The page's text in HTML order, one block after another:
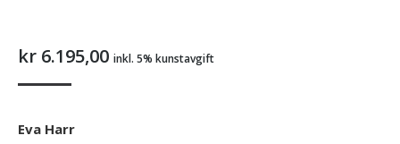
kr 6.195,00 inkl. 5% kunstavgift
Eva Harr